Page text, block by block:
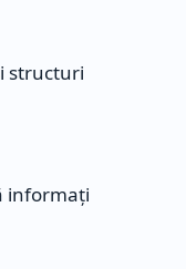
structuri
informați